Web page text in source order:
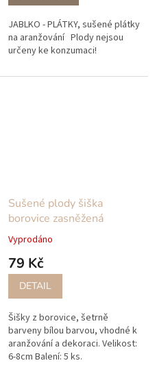
JABLKO - PLÁTKY, sušené plátky
na aranžování Plody nejsou
určeny ke konzumaci!
Sušené plody šiška
borovice zasněžená
Vyprodáno
79 Kč
DETAIL
Šišky z borovice, šetrně
barveny bílou barvou, vhodné k
aranžování a dekoraci. Velikost:
6-8cm Balení: 5 ks.